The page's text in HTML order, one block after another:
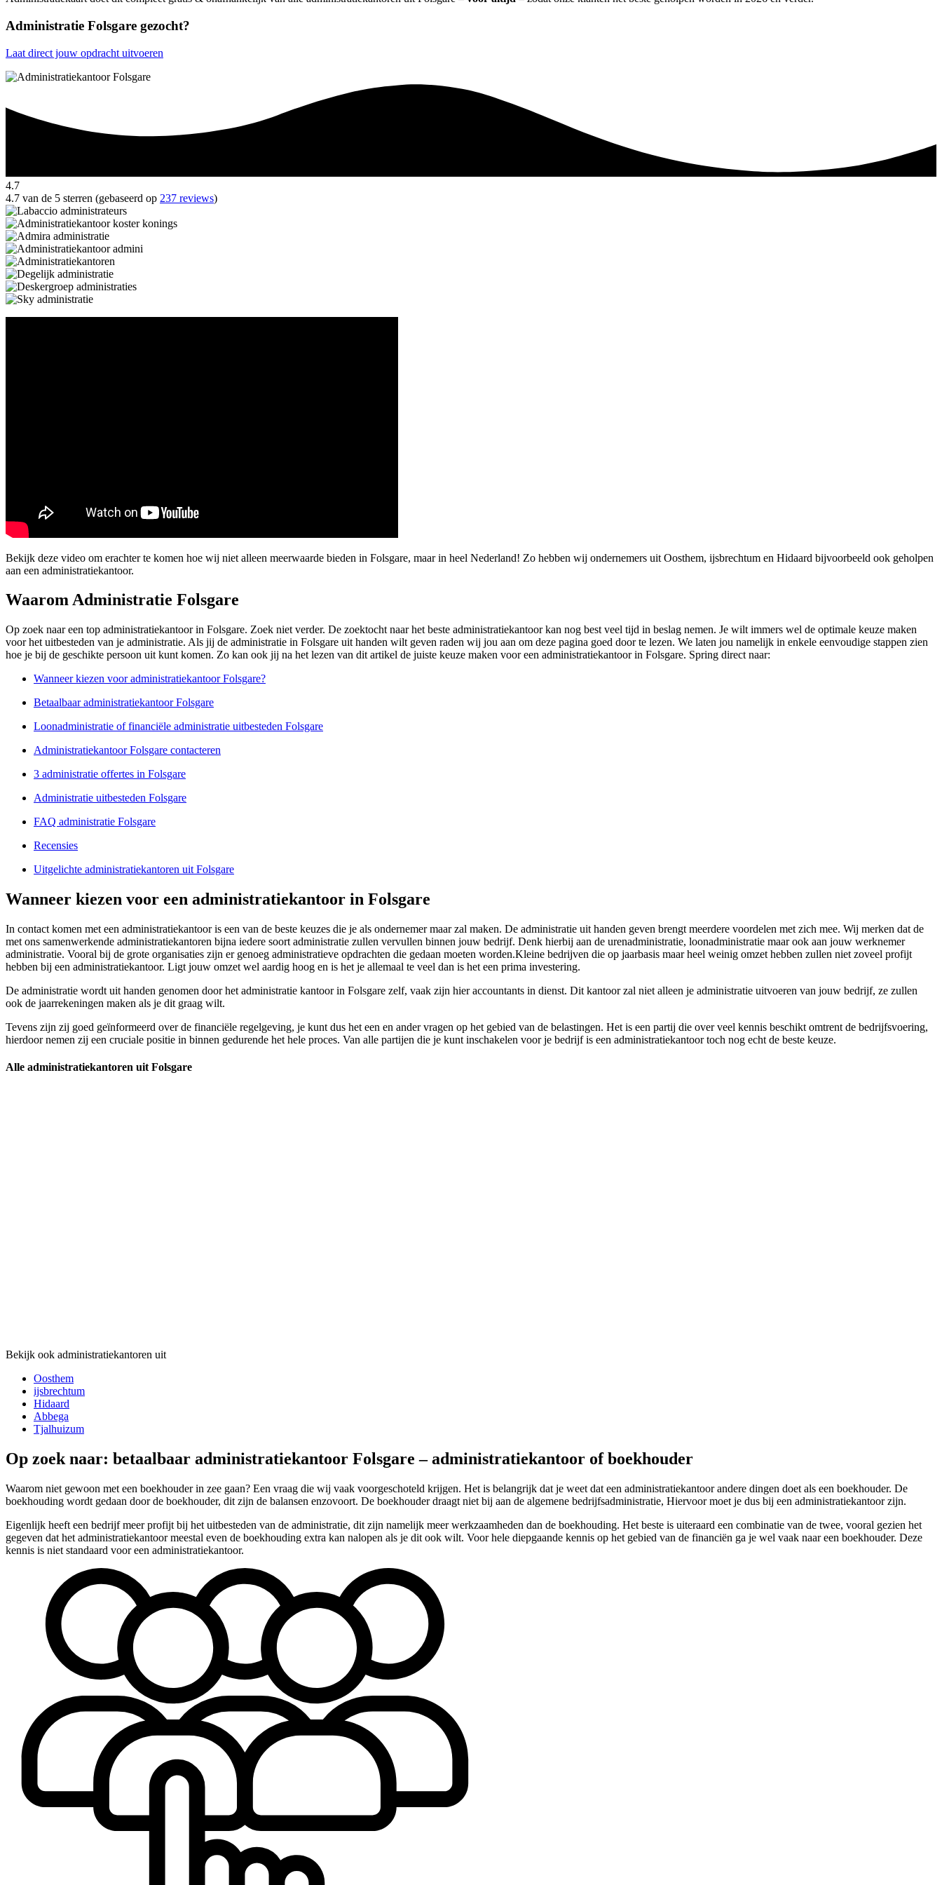
Administratie Folsgare gezocht?
Laat direct jouw opdracht uitvoeren
4.7
4.7 van de 5 sterren (gebaseerd op 237 reviews)
Bekijk deze video om erachter te komen hoe wij niet alleen meerwaarde bieden in Folsgare, maar in heel Nederland! Zo hebben wij ondernemers uit Oosthem, ijsbrechtum en Hidaard bijvoorbeeld ook geholpen
aan een administratiekantoor.
Waarom Administratie Folsgare
Op zoek naar een top administratiekantoor in Folsgare. Zoek niet verder. De zoektocht naar het beste administratiekantoor kan nog best veel tijd in beslag nemen. Je wilt immers wel de optimale keuze maken
voor het uitbesteden van je administratie. Als jij de administratie in Folsgare uit handen wilt geven raden wij jou aan om deze pagina goed door te lezen. We laten jou namelijk in enkele eenvoudige stappen zien
hoe je bij de geschikte persoon uit kunt komen. Zo kan ook jij na het lezen van dit artikel de juiste keuze maken voor een administratiekantoor in Folsgare. Spring direct naar:
Wanneer kiezen voor administratiekantoor Folsgare?
Betaalbaar administratiekantoor Folsgare
Loonadministratie of financiële administratie uitbesteden Folsgare
Administratiekantoor Folsgare contacteren
3 administratie offertes in Folsgare
Administratie uitbesteden Folsgare
FAQ administratie Folsgare
Recensies
Uitgelichte administratiekantoren uit Folsgare
Wanneer kiezen voor een administratiekantoor in Folsgare
In contact komen met een administratiekantoor is een van de beste keuzes die je als ondernemer maar zal maken. De administratie uit handen geven brengt meerdere voordelen met zich mee. Wij merken dat de
met ons samenwerkende administratiekantoren bijna iedere soort administratie zullen vervullen binnen jouw bedrijf. Denk hierbij aan de urenadministratie, loonadministratie maar ook aan jouw werknemer
administratie. Vooral bij de grote organisaties zijn er genoeg administratieve opdrachten die gedaan moeten worden.Kleine bedrijven die op jaarbasis maar heel weinig omzet hebben zullen niet zoveel profijt
hebben bij een administratiekantoor. Ligt jouw omzet wel aardig hoog en is het je allemaal te veel dan is het een prima investering.
De administratie wordt uit handen genomen door het administratie kantoor in Folsgare zelf, vaak zijn hier accountants in dienst. Dit kantoor zal niet alleen je administratie uitvoeren van jouw bedrijf, ze zullen
ook de jaarrekeningen maken als je dit graag wilt.
Tevens zijn zij goed geïnformeerd over de financiële regelgeving, je kunt dus het een en ander vragen op het gebied van de belastingen. Het is een partij die over veel kennis beschikt omtrent de bedrijfsvoering,
hierdoor nemen zij een cruciale positie in binnen gedurende het hele proces. Van alle partijen die je kunt inschakelen voor je bedrijf is een administratiekantoor toch nog echt de beste keuze.
Alle administratiekantoren uit Folsgare
Bekijk ook administratiekantoren uit
Oosthem
ijsbrechtum
Hidaard
Abbega
Tjalhuizum
Op zoek naar: betaalbaar administratiekantoor Folsgare – administratiekantoor of boekhouder
Waarom niet gewoon met een boekhouder in zee gaan? Een vraag die wij vaak voorgeschoteld krijgen. Het is belangrijk dat je weet dat een administratiekantoor andere dingen doet als een boekhouder. De
boekhouding wordt gedaan door de boekhouder, dit zijn de balansen enzovoort. De boekhouder draagt niet bij aan de algemene bedrijfsadministratie, Hiervoor moet je dus bij een administratiekantoor zijn.
Eigenlijk heeft een bedrijf meer profijt bij het uitbesteden van de administratie, dit zijn namelijk meer werkzaamheden dan de boekhouding. Het beste is uiteraard een combinatie van de twee, vooral gezien het
gegeven dat het administratiekantoor meestal even de boekhouding extra kan nalopen als je dit ook wilt. Voor hele diepgaande kennis op het gebied van de financiën ga je wel vaak naar een boekhouder. Deze
kennis is niet standaard voor een administratiekantoor.